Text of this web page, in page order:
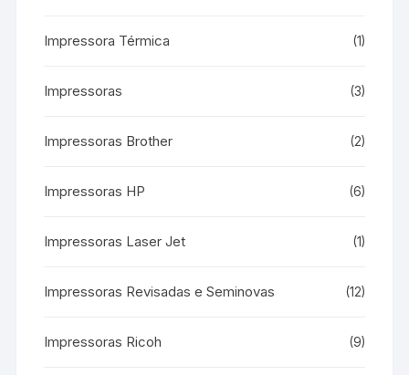
Impressora Térmica (1)
Impressoras (3)
Impressoras Brother (2)
Impressoras HP (6)
Impressoras Laser Jet (1)
Impressoras Revisadas e Seminovas (12)
Impressoras Ricoh (9)